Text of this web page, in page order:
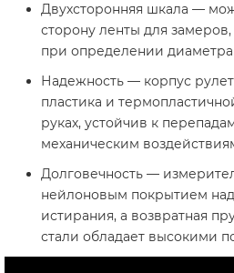
Двухсторонняя шкала —
сторону ленты для
при определении диаметра
Надежность — корпус
пластика и
руках, устойчив к
механическим
Долговечность —
нейлоновым покрытием
истирания, а возвратная
стали обладает высокими